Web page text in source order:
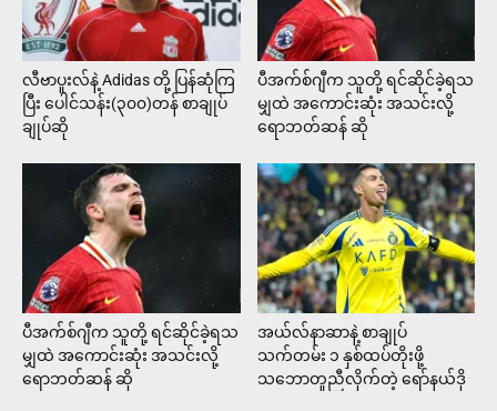
လီဗာပူးလ်နဲ့ Adidas တို့ ပြန်ဆုံကြ
ပြီး ပေါင်သန်း(၃၀၀)တန် စာချုပ်
ချုပ်ဆို
ပီအက်စ်ဂျီက သူတို့ ရင်ဆိုင်ခဲ့ရသ
မျှထဲ အကောင်းဆုံး အသင်းလို့
ရောဘတ်ဆန် ဆို
ပီအက်စ်ဂျီက သူတို့ ရင်ဆိုင်ခဲ့ရသ
မျှထဲ အကောင်းဆုံး အသင်းလို့
ရောဘတ်ဆန် ဆို
အယ်လ်နာဆာနဲ့ စာချုပ်
သက်တမ်း ၁ နှစ်ထပ်တိုးဖို့
သဘောတူညီလိုက်တဲ့ ရော်နယ်ဒို